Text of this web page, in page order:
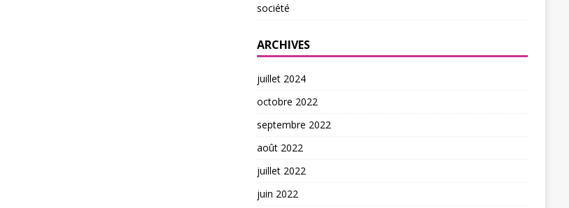
société
ARCHIVES
juillet 2024
octobre 2022
septembre 2022
août 2022
juillet 2022
juin 2022